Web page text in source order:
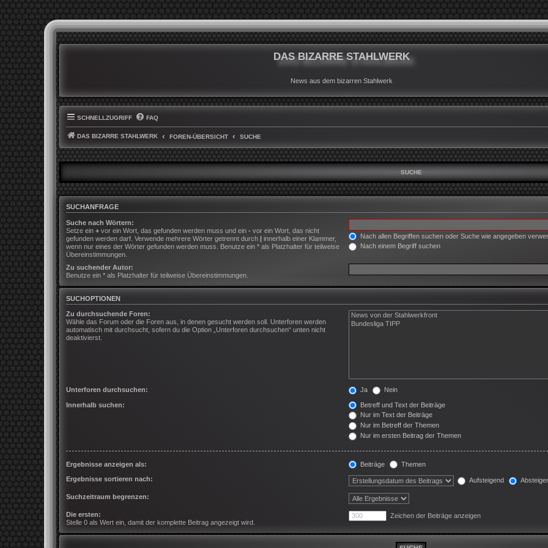
DAS BIZARRE STAHLWERK
News aus dem bizarren Stahlwerk
SCHNELLZUGRIFF FAQ
DAS BIZARRE STAHLWERK FOREN-ÜBERSICHT SUCHE
SUCHE
SUCHANFRAGE
Suche nach Wörtern:
Setze ein + vor ein Wort, das gefunden werden muss und ein - vor ein Wort, das nicht
gefunden werden darf. Verwende mehrere Wörter getrennt durch | innerhalb einer Klammer,
wenn nur eines der Wörter gefunden werden muss. Benutze ein * als Platzhalter für teilweise
Übereinstimmungen.
Nach allen Begriffen suchen oder Suche wie angegeben
Nach einem Begriff suchen
Zu suchender Autor:
Benutze ein * als Platzhalter für teilweise Übereinstimmungen.
SUCHOPTIONEN
Zu durchsuchende Foren:
Wähle das Forum oder die Foren aus, in denen gesucht werden soll. Unterforen werden
automatisch mit durchsucht, sofern du die Option „Unterforen durchsuchen“ unten nicht
deaktivierst.
Unterforen durchsuchen: Ja Nein
Innerhalb suchen:
Betreff und Text der Beiträge
Nur im Text der Beiträge
Nur im Betreff der Themen
Nur im ersten Beitrag der Themen
Ergebnisse anzeigen als: Beiträge Themen
Ergebnisse sortieren nach: Aufsteigend
Suchzeitraum begrenzen:
Die ersten:
Stelle 0 als Wert ein, damit der komplette Beitrag angezeigt wird.
Zeichen der Beiträge anzeigen